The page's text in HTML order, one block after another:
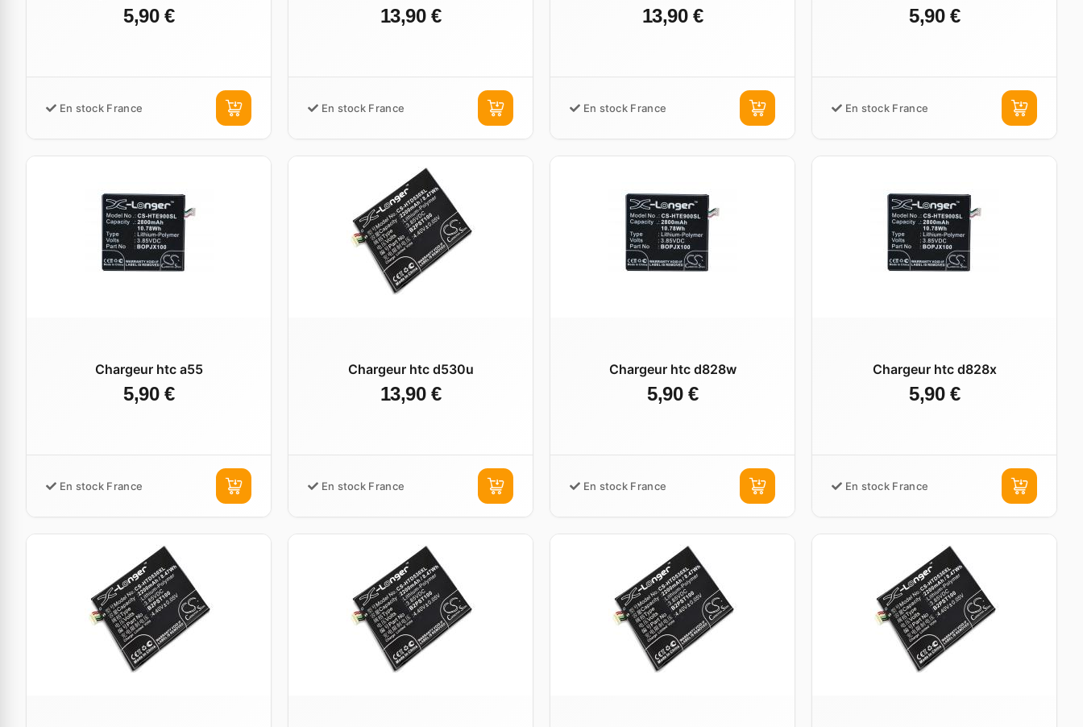
5,90 €
En stock France
13,90 €
En stock France
13,90 €
En stock France
5,90 €
En stock France
Chargeur htc a55
5,90 €
En stock France
Chargeur htc d530u
13,90 €
En stock France
Chargeur htc d828w
5,90 €
En stock France
Chargeur htc d828x
5,90 €
En stock France